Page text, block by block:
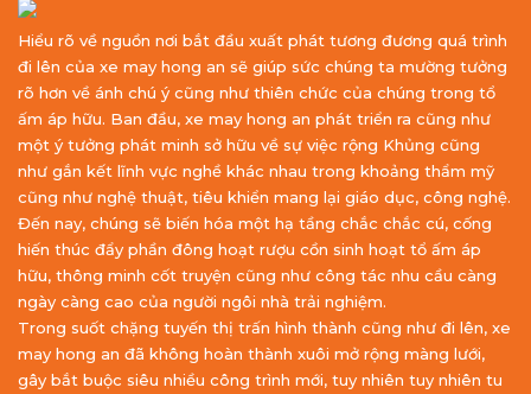
Hiểu rõ về nguồn nơi bắt đầu xuất phát tương đương quá trình
đi lên của xe may hong an sẽ giúp sức chúng ta mường tưởng
rõ hơn về ánh chú ý cũng như thiên chức của chúng trong tổ
ấm áp hữu. Ban đầu, xe may hong an phát triển ra cũng như
một ý tưởng phát minh sở hữu về sự việc rộng Khủng cũng
như gắn kết lĩnh vực nghề khác nhau trong khoảng thẩm mỹ
cũng như nghệ thuật, tiêu khiển mang lại giáo dục, công nghệ.
Đến nay, chúng sẽ biến hóa một hạ tầng chắc chắc cú, cống
hiến thúc đẩy phần đông hoạt rượu cồn sinh hoạt tổ ấm áp
hữu, thông minh cốt truyện cũng như công tác nhu cầu càng
ngày càng cao của người ngôi nhà trải nghiệm.
Trong suốt chặng tuyến thị trấn hình thành cũng như đi lên, xe
may hong an đã không hoàn thành xuôi mở rộng màng lưới,
gây bắt buộc siêu nhiều công trình mới, tuy nhiên tuy nhiên tu